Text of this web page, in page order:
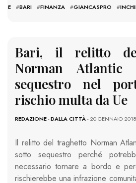
#BARI #FINANZA #GIANCASPRO #
Bari, il relitto
Norman Atlantic
sequestro nel
rischio multa da Ue
REDAZIONE-DALLA CITTÀ- 20 GENNAIO 2018
Il relitto del traghetto Norman
sotto sequestro perché
necessario tornare a bordo e
rischierebbe una infrazione